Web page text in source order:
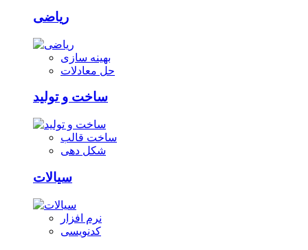
ریاضی
بهینه سازی
حل معادلات
ساخت و تولید
ساخت قالب
شکل دهی
سیالات
نرم افزار
کدنویسی